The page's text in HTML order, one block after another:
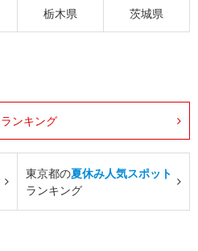
栃木県 茨城県
ランキング
東京都の夏休み人気スポット
ランキング